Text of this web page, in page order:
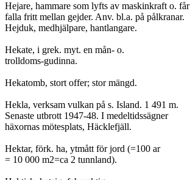
Hejare, hammare som lyfts av maskinkraft o. får
falla fritt mellan gejder. Anv. bl.a. på pålkranar.
Hejduk, medhjälpare, hantlangare.
Hekate, i grek. myt. en mån- o.
trolldoms-gudinna.
Hekatomb, stort offer; stor mängd.
Hekla, verksam vulkan på s. Island. 1 491 m.
Senaste utbrott 1947-48. I medeltidssägner
häxornas mötesplats, Häcklefjäll.
Hektar, förk. ha, ytmått för jord (=100 ar
= 10 000 m2=ca 2 tunnland).